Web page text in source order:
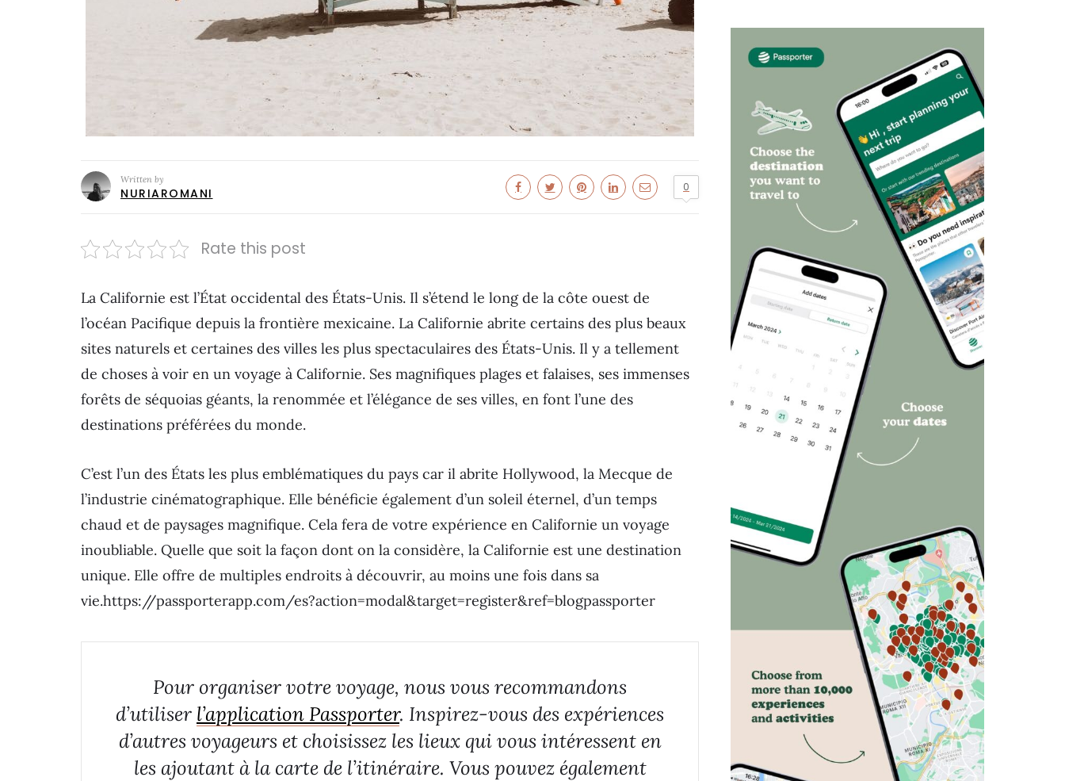
Written by
NURIAROMANI 0
Rate this post
La Californie est l’État occidental des États-Unis. Il s’étend le long de la côte ouest de
l’océan Pacifique depuis la frontière mexicaine. La Californie abrite certains des plus beaux
sites naturels et certaines des villes les plus spectaculaires des États-Unis. Il y a tellement
de choses à voir en un voyage à Californie. Ses magnifiques plages et falaises, ses immenses
forêts de séquoias géants, la renommée et l’élégance de ses villes, en font l’une des
destinations préférées du monde.
C’est l’un des États les plus emblématiques du pays car il abrite Hollywood, la Mecque de
l’industrie cinématographique. Elle bénéficie également d’un soleil éternel, d’un temps
chaud et de paysages magnifique. Cela fera de votre expérience en Californie un voyage
inoubliable. Quelle que soit la façon dont on la considère, la Californie est une destination
unique. Elle offre de multiples endroits à découvrir, au moins une fois dans sa
vie.https://passporterapp.com/es?action=modal&target=register&ref=blogpassporter
Pour organiser votre voyage, nous vous recommandons
d’utiliser l’application Passporter. Inspirez-vous des expériences
d’autres voyageurs et choisissez les lieux qui vous intéressent en
les ajoutant à la carte de l’itinéraire. Vous pouvez également